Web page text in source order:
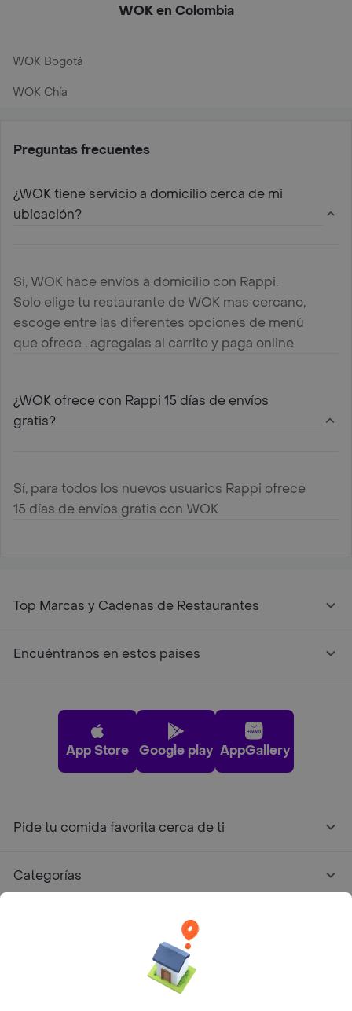
WOK en Colombia
WOK Bogotá
WOK Chía
Preguntas frecuentes
¿WOK tiene servicio a domicilio cerca de mi
ubicación?
Si, WOK hace envíos a domicilio con Rappi.
Solo elige tu restaurante de WOK mas cercano,
escoge entre las diferentes opciones de menú
que ofrece , agregalas al carrito y paga online
¿WOK ofrece con Rappi 15 días de envíos
gratis?
Sí, para todos los nuevos usuarios Rappi ofrece
15 días de envíos gratis con WOK
Top Marcas y Cadenas de Restaurantes
Encuéntranos en estos países
App Store Google play AppGallery
Pide tu comida favorita cerca de ti
Categorías